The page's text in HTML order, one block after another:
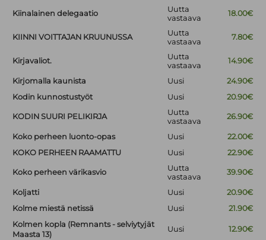
Kiinalainen delegaatio
Uutta
vastaava
18.00€
KIINNI VOITTAJAN KRUUNUSSA
Uutta
vastaava
7.80€
Kirjavaliot.
Uutta
vastaava
14.90€
Kirjomalla kaunista Uusi
24.90€
Kodin kunnostustyöt
Uusi 20.90€
KODIN SUURI PELIKIRJA
Uutta
vastaava
26.90€
Koko perheen luonto-opas Uusi
22.00€
KOKO PERHEEN RAAMATTU
Uusi 22.90€
Koko perheen värikasvio
Uutta
vastaava
39.90€
Koljatti Uusi
20.90€
Kolme miestä netissä
Uusi
21.90€
Kolmen kopla (Remnants - selviytyjät
Maasta 13)
Uusi 12.90€